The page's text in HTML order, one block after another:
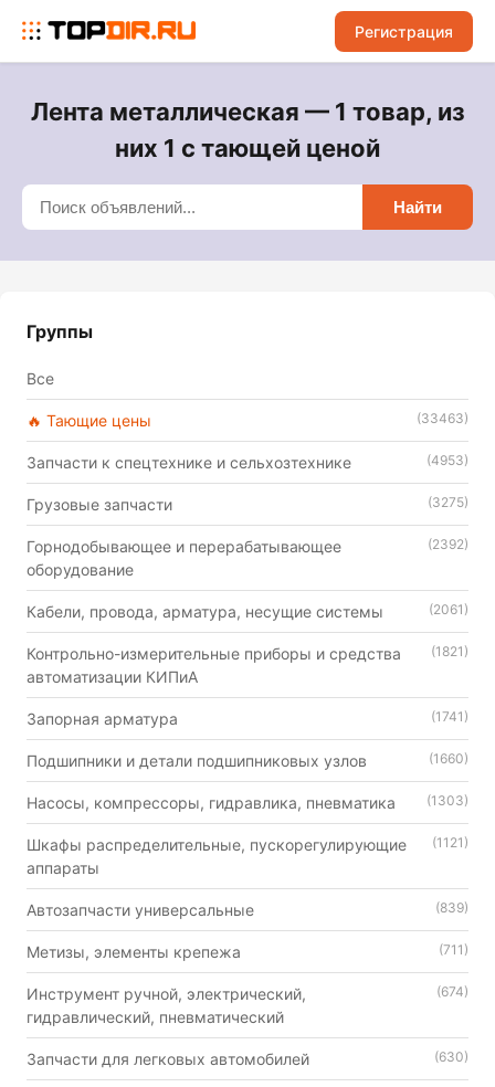
Регистрация
Лента металлическая — 1 товар, из
них 1 с тающей ценой
Найти
Группы
Все
🔥 Тающие цены (33463)
Запчасти к спецтехнике и сельхозтехнике (4953)
Грузовые запчасти (3275)
Горнодобывающее и перерабатывающее
оборудование
(2392)
Кабели, провода, арматура, несущие системы (2061)
Контрольно-измерительные приборы и средства
автоматизации КИПиА
(1821)
Запорная арматура (1741)
Подшипники и детали подшипниковых узлов (1660)
Насосы, компрессоры, гидравлика, пневматика (1303)
Шкафы распределительные, пускорегулирующие
аппараты
(1121)
Автозапчасти универсальные (839)
Метизы, элементы крепежа (711)
Инструмент ручной, электрический,
гидравлический, пневматический
(674)
Запчасти для легковых автомобилей (630)